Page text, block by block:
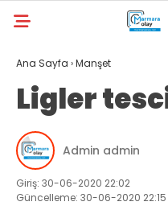
Ana Sayfa ›Manşet
Ligler
Admin admin
Giriş: 30-06-2020 22:02
Güncelleme: 30-06-2020 22:15